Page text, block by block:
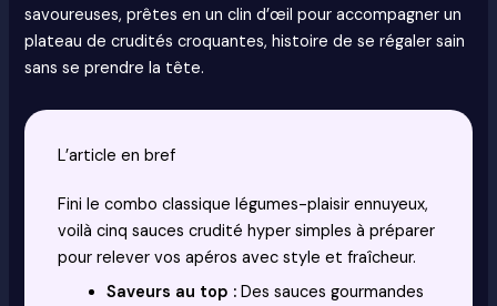
savoureuses, prêtes en un clin d’œil pour accompagner un
plateau de crudités croquantes, histoire de se régaler sain
sans se prendre la tête.
L’article en bref
Fini le combo classique légumes-plaisir ennuyeux,
voilà cinq sauces crudité hyper simples à préparer
pour relever vos apéros avec style et fraîcheur.
Saveurs au top : Des sauces gourmandes